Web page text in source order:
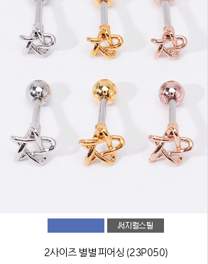
2사이즈 별별 피어싱 (23P050)